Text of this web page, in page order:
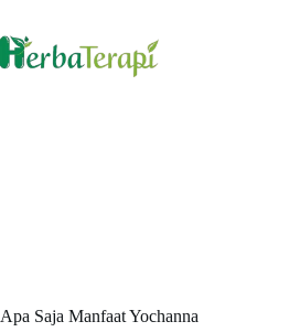
content
Apa Saja Manfaat Yochanna